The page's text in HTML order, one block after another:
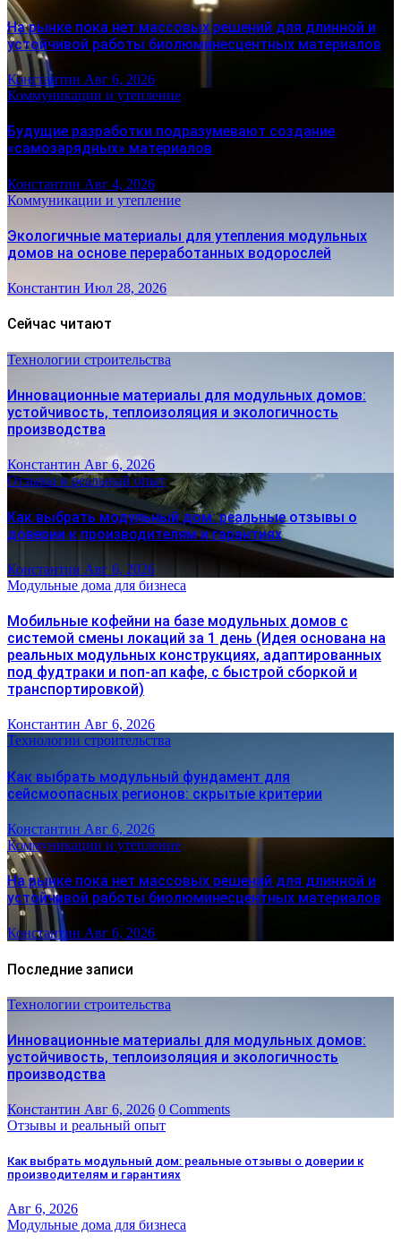
На рынке пока нет массовых решений для длинной и
устойчивой работы биолюминесцентных материалов
Константин Авг 6, 2026
Коммуникации и утепление
Будущие разработки подразумевают создание
«самозарядных» материалов
Константин Авг 4, 2026
Коммуникации и утепление
Экологичные материалы для утепления модульных
домов на основе переработанных водорослей
Константин Июл 28, 2026
Сейчас читают
Технологии строительства
Инновационные материалы для модульных домов:
устойчивость, теплоизоляция и экологичность
производства
Константин Авг 6, 2026
Отзывы и реальный опыт
Как выбрать модульный дом: реальные отзывы о
доверии к производителям и гарантиях
Константин Авг 6, 2026
Модульные дома для бизнеса
Мобильные кофейни на базе модульных домов с
системой смены локаций за 1 день (Идея основана на
реальных модульных конструкциях, адаптированных
под фудтраки и поп-ап кафе, с быстрой сборкой и
транспортировкой)
Константин Авг 6, 2026
Технологии строительства
Как выбрать модульный фундамент для
сейсмоопасных регионов: скрытые критерии
Константин Авг 6, 2026
Коммуникации и утепление
На рынке пока нет массовых решений для длинной и
устойчивой работы биолюминесцентных материалов
Константин Авг 6, 2026
Последние записи
Технологии строительства
Инновационные материалы для модульных домов:
устойчивость, теплоизоляция и экологичность
производства
Константин Авг 6, 2026 0 Comments
Отзывы и реальный опыт
Как выбрать модульный дом: реальные отзывы о доверии к
производителям и гарантиях
Авг 6, 2026
Модульные дома для бизнеса